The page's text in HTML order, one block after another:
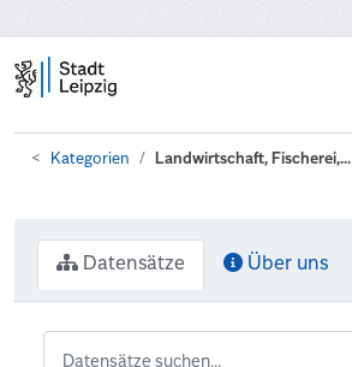
Kategorien Landwirtschaft, Fischerei,...
Datensätze Über uns